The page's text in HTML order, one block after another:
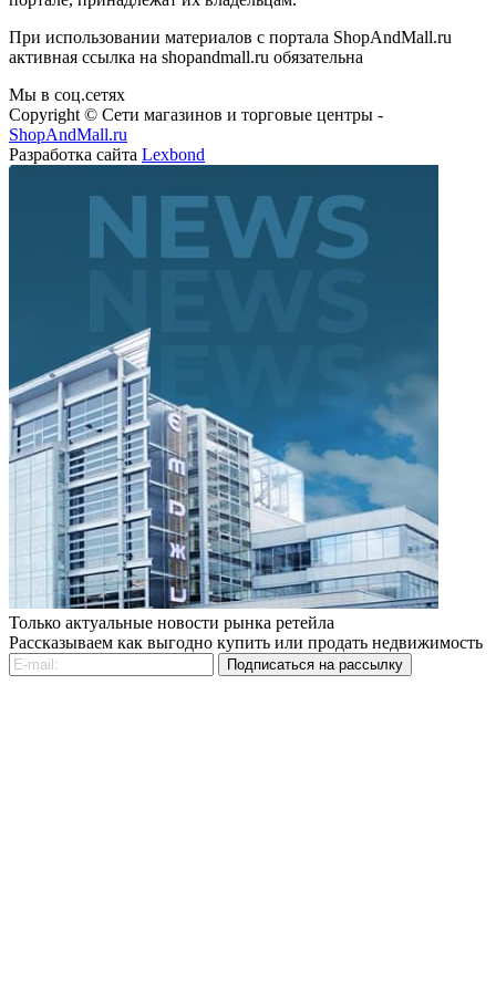
При использовании материалов с портала ShopAndMall.ru
активная ссылка на shopandmall.ru обязательна
Мы в соц.сетях
Copyright © Сети магазинов и торговые центры -
ShopAndMall.ru
Разработка сайта Lexbond
Только актуальные новости рынка ретейла
Рассказываем как выгодно купить или продать недвижимость